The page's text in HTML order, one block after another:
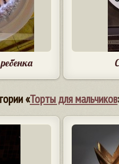
«Торты для мальчиков